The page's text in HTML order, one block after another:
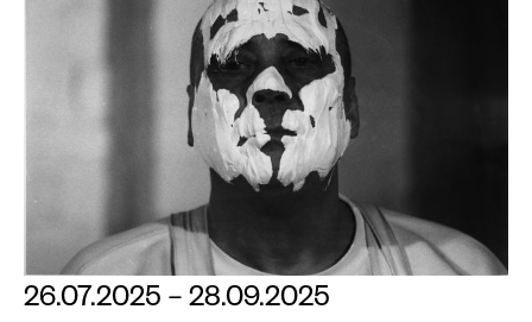
26.07.2025 – 28.09.2025